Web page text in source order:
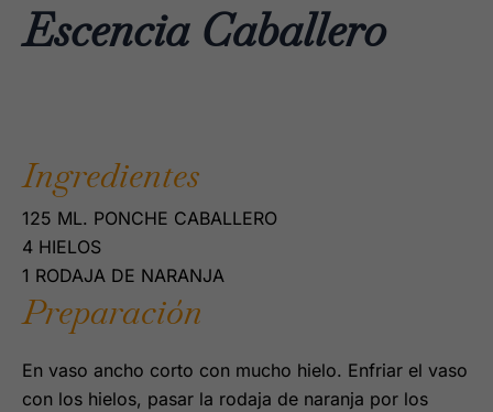
Escencia Caballero
Ingredientes
125 ML. PONCHE CABALLERO
4 HIELOS
1 RODAJA DE NARANJA
Preparación
En vaso ancho corto con mucho hielo. Enfriar el vaso
con los hielos, pasar la rodaja de naranja por los